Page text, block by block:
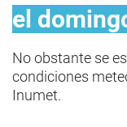
el
No obstante se
condiciones
Inumet.